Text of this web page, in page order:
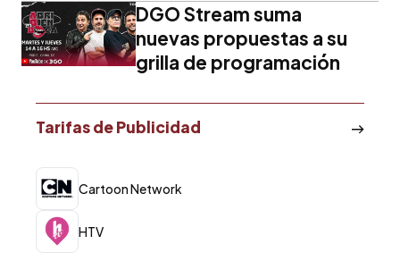
DGO Stream suma
nuevas propuestas a su
grilla de programación
Tarifas de Publicidad
Cartoon Network
HTV